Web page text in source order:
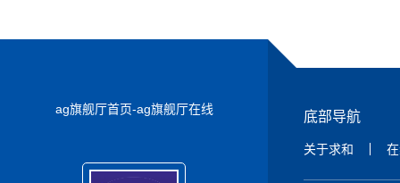
ag旗舰厅首页-ag旗舰厅在线 底部导航
关于求和